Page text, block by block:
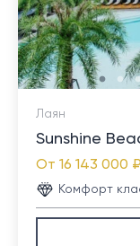
предприятий
Лаян
Sunshine
От 16 143 000 ₽
Комфорт